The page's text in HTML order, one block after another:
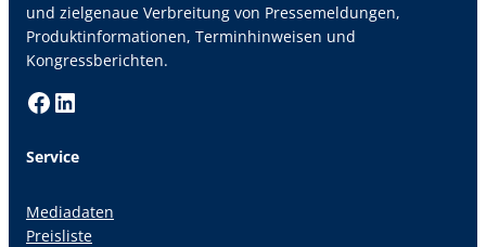
und zielgenaue Verbreitung von Pressemeldungen,
Produktinformationen, Terminhinweisen und
Kongressberichten.
Facebook LinkedIn
Service
Mediadaten
Preisliste